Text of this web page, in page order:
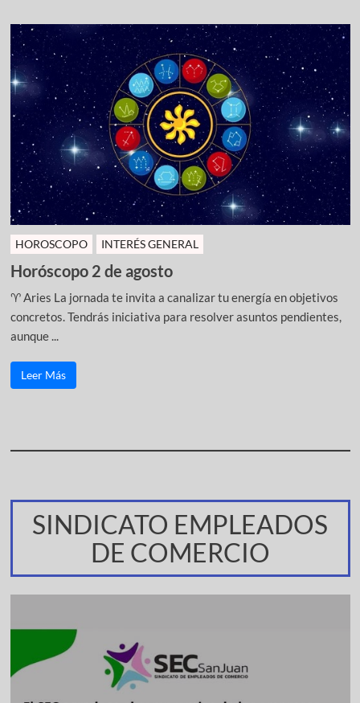
HOROSCOPO INTERÉS GENERAL
Horóscopo 2 de agosto
♈ Aries La jornada te invita a canalizar tu energía en objetivos
concretos. Tendrás iniciativa para resolver asuntos pendientes,
aunque ...
Leer Más
SINDICATO EMPLEADOS
DE COMERCIO